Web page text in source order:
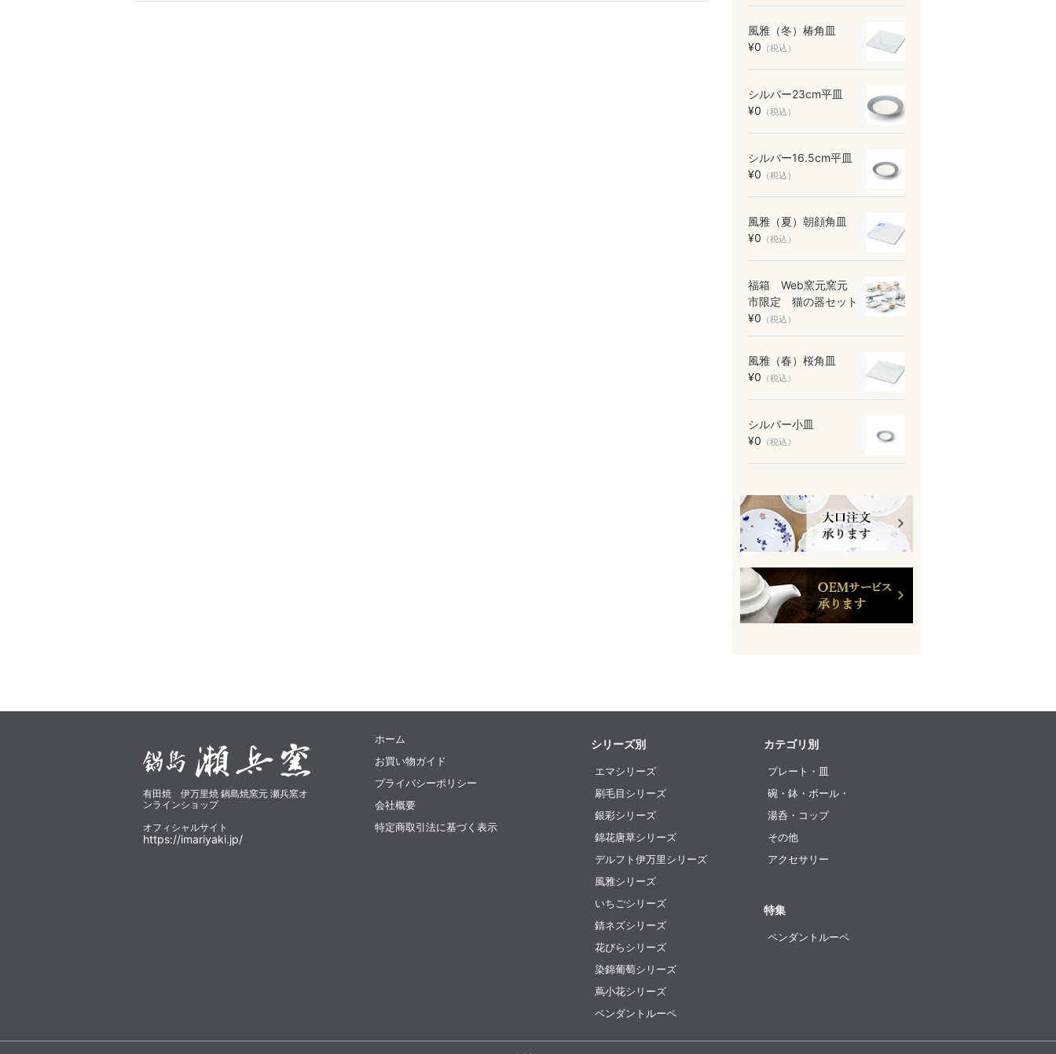
風雅（冬）椿角皿
¥0 （税込）
シルバー23cm平皿
¥0 （税込）
シルバー16.5cm平皿
¥0 （税込）
風雅（夏）朝顔角皿
¥0 （税込）
福箱 Web窯元窯元
市限定 猫の器セット
¥0 （税込）
風雅（春）桜角皿
¥0 （税込）
シルバー小皿
¥0 （税込）
有田焼 伊万里焼 鍋島焼窯元 瀬兵窯オ
ンラインショップ
オフィシャルサイト
https://imariyaki.jp/
ホーム
お買い物ガイド
プライバシーポリシー
会社概要
特定商取引法に基づく表示
シリーズ別
エマシリーズ
刷毛目シリーズ
銀彩シリーズ
錦花唐草シリーズ
デルフト伊万里シリーズ
風雅シリーズ
いちごシリーズ
錆ネズシリーズ
花びらシリーズ
染錦葡萄シリーズ
蔦小花シリーズ
ペンダントルーペ
カテゴリ別
プレート・皿
碗・鉢・ボール・
湯呑・コップ
その他
アクセサリー
特集
ペンダントルーペ